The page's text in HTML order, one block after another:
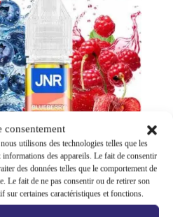
consentement
utilisons des technologies telles que les
des appareils. Le fait de consentir
des données telles que le comportement de
Le fait de ne pas consentir ou de retirer son
sur certaines caractéristiques et fonctions.